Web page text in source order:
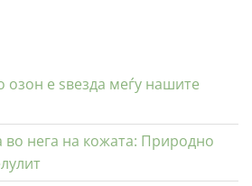
е ѕвезда меѓу нашите
во нега на кожата: Природно